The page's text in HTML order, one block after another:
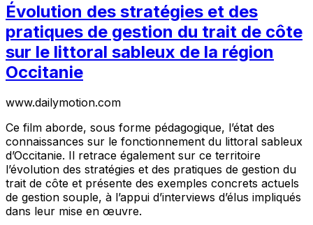
Évolution des stratégies et des
pratiques de gestion du trait de côte
sur le littoral sableux de la région
Occitanie
www.dailymotion.com
Ce film aborde, sous forme pédagogique, l’état des
connaissances sur le fonctionnement du littoral sableux
d’Occitanie. Il retrace également sur ce territoire
l’évolution des stratégies et des pratiques de gestion du
trait de côte et présente des exemples concrets actuels
de gestion souple, à l’appui d’interviews d’élus impliqués
dans leur mise en œuvre.